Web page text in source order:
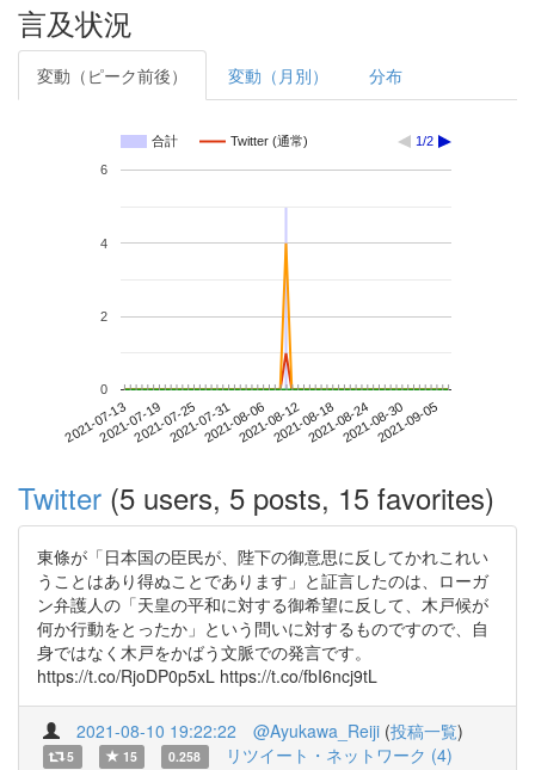
言及状況
変動（ピーク前後） 変動（月別） 分布
合計 Twitter (通常) 1/2
2021-07-132021-07-192021-07-252021-07-312021-08-062021-08-122021-08-182021-08-242021-08-302021-09-05
0
2
4
6
Twitter (5 users, 5 posts, 15 favorites)
東條が「日本国の臣民が、陛下の御意思に反してかれこれい
うことはあり得ぬことであります」と証言したのは、ローガ
ン弁護人の「天皇の平和に対する御希望に反して、木戸候が
何か行動をとったか」という問いに対するものですので、自
身ではなく木戸をかばう文脈での発言です。
https://t.co/RjoDP0p5xL https://t.co/fbI6ncj9tL
2021-08-10 19:22:22 @Ayukawa_Reiji (投稿一覧)
5 15 0.258 リツイート・ネットワーク (4)